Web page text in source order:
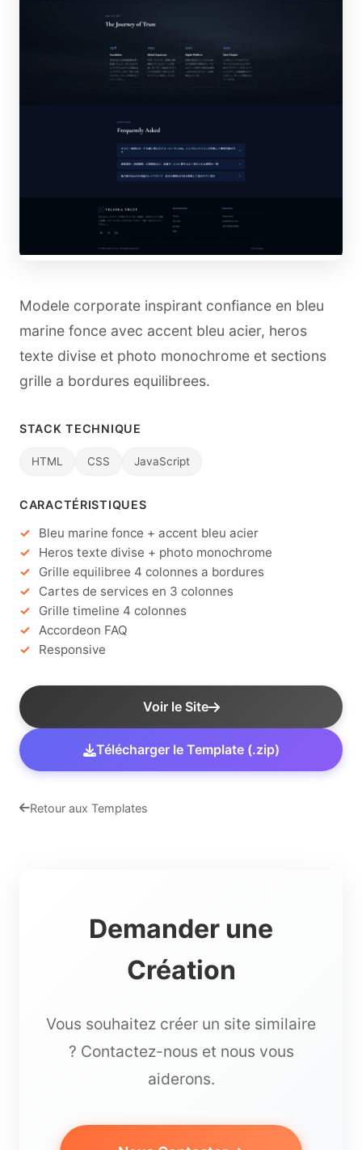
Modele corporate inspirant confiance en bleu
marine fonce avec accent bleu acier, heros
texte divise et photo monochrome et sections
grille a bordures equilibrees.
STACK TECHNIQUE
HTML CSS JavaScript
CARACTÉRISTIQUES
Bleu marine fonce + accent bleu acier
Heros texte divise + photo monochrome
Grille equilibree 4 colonnes a bordures
Cartes de services en 3 colonnes
Grille timeline 4 colonnes
Accordeon FAQ
Responsive
Voir le Site
Télécharger le Template (.zip)
Retour aux Templates
Demander une
Création
Vous souhaitez créer un site similaire
? Contactez-nous et nous vous
aiderons.